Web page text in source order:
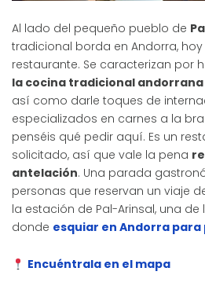
Al lado del pequeño pueblo de
tradicional borda en Andorra,
restaurante. Se caracterizan por
la cocina tradicional
así como darle toques de
especializados en carnes a la
penséis qué pedir aquí. Es un
solicitado, así que vale la pena
antelación. Una parada
personas que reservan un viaje
la estación de Pal-Arinsal, una
donde esquiar en Andorra
Encuéntrala en el mapa